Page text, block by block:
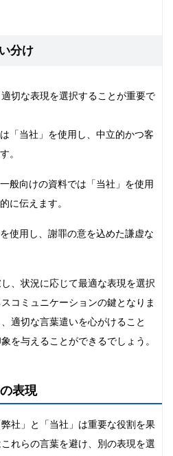
分け
切な表現を選択することが重要で
「当社」を使用し、中立的かつ客
。
般向けの資料では「当社」を使用
に伝えます。
使用し、謝罪の意を込めた謙虚な
、状況に応じて最適な表現を選択
コミュニケーションの鍵となりま
適切な言葉遣いを心がけること
を与えることができるでしょう。
表現
社」と「当社」は重要な役割を果
れらの言葉を避け、別の表現を選